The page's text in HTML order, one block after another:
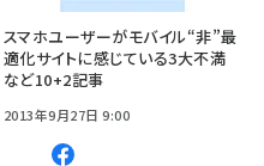
スマホユーザーがモバイル“非”最
適化サイトに感じている3大不満
など10+2記事
2013年9月27日 9:00